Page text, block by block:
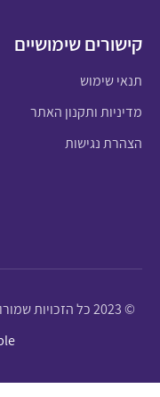
קישורים שימושיים
תנאי שימוש
מדיניות ותקנון האתר
הצהרת נגישות
© 2023 כל הזכויות שמורות לקנט - קרן לביטוח נזקי טבע בחקלאות